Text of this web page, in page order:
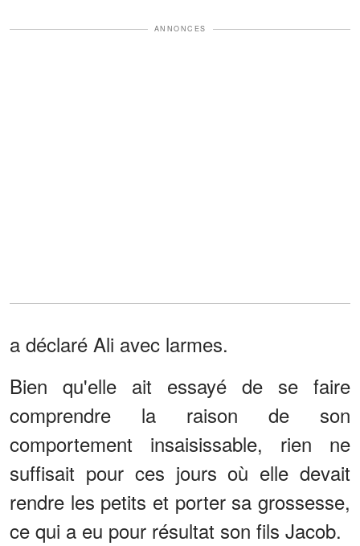
ANNONCES
a déclaré Ali avec larmes.
Bien qu'elle ait essayé de se faire
comprendre la raison de son
comportement insaisissable, rien ne
suffisait pour ces jours où elle devait
rendre les petits et porter sa grossesse,
ce qui a eu pour résultat son fils Jacob.